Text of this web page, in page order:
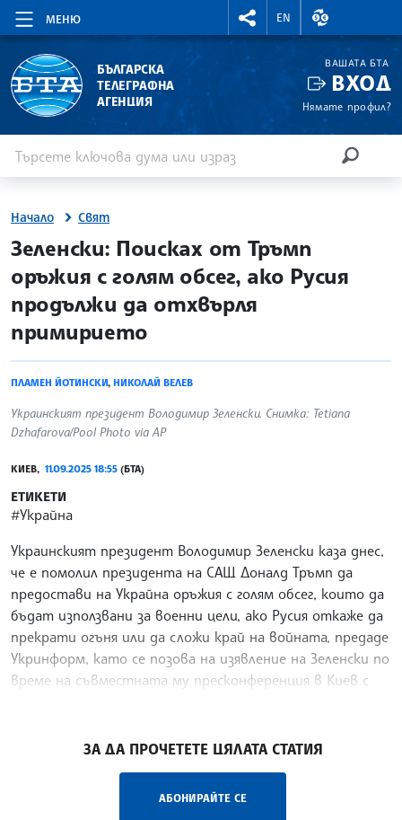
МЕНЮ
RIGHTMENU.SOCIAL
EN
ВАЛУТНИ
БЪЛГАРСКА
ТЕЛЕГРАФНА
АГЕНЦИЯ
ВАШАТА БТА
ВХОД
Нямате профил?
Начало Свят
site.bta
Зеленски: Поисках от Тръмп
оръжия с голям обсег, ако Русия
продължи да отхвърля
примирието
ПЛАМЕН ЙОТИНСКИ, НИКОЛАЙ ВЕЛЕВ
Украинският президент Володимир Зеленски. Снимка: Tetiana
Dzhafarova/Pool Photo via AP
КИЕВ, 11.09.2025 18:55 (БТА)
ЕТИКЕТИ
#Украйна
Украинският президент Володимир Зеленски каза днес,
че е помолил президента на САЩ Доналд Тръмп да
предостави на Украйна оръжия с голям обсег, които да
бъдат използвани за военни цели, ако Русия откаже да
прекрати огъня или да сложи край на войната, предаде
Укринформ, като се позова на изявление на Зеленски по
време на съвместната му пресконференция в Киев с
ЗА ДА ПРОЧЕТЕТЕ ЦЯЛАТА СТАТИЯ
АБОНИРАЙТЕ СЕ